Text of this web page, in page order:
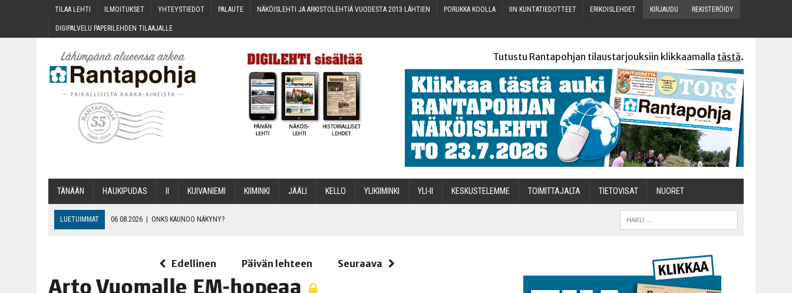
TILAA LEH­TI ILMOI­TUK­SET YHTEYS­TIE­DOT PALAU­TE NÄKÖIS­LEH­TI JA ARKIS­TO­LEH­TIÄ VUO­DES­TA 2013 LÄHTIEN PORUK­KA KOOLLA IIN KUN­TA­TIE­DOT­TEET ERI­KOIS­LEH­DET KIR­JAU­DU REKIS­TE­RÖI­DY
DIGI­PAL­VE­LU PAPE­RI­LEH­DEN TILAAJALLE
Tutustu Rantapohjan tilaustarjouksiin klikkaamalla tästä.
TÄNÄÄN HAU­KI­PU­DAS KUI­VA­NIE­MI KII­MIN­KI JÄÄ­LI KEL­LO YLI­KII­MIN­KI YLI-II KES­KUS­TE­LEM­ME TOI­MIT­TA­JAL­TA TIETOVISAT NUO­RET
LUETUIMMAT 06.08.2026 | ONKS KAU­NOO NÄKYNY?
OPIN­TOI­HIN KAN­SA­LAIS­OPIS­TOS­SA VOI SAA­DA AVUSTUSTA
06.08.2026 | TOI­VEI­DEN KOTI IISTÄ!
Edellinen Päivän lehteen Seuraava
Arto Vuo­mal­le EM-hopeaa